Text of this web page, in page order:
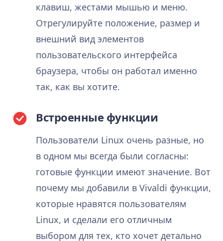
клавиш, жестами мышью и меню.
Отрегулируйте положение, размер и
внешний вид элементов
пользовательского интерфейса
браузера, чтобы он работал именно
так, как вы хотите.
Встроенные функции
Пользователи Linux очень разные, но
в одном мы всегда были согласны:
готовые функции имеют значение. Вот
почему мы добавили в Vivaldi функции,
которые нравятся пользователям
Linux, и сделали его отличным
выбором для тех, кто хочет детально